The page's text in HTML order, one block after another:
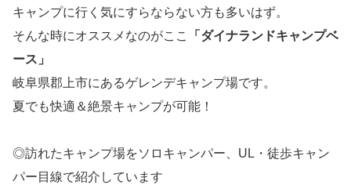
キャンプに行く気にすらならない方も多いはず。
そんな時にオススメなのがここ
「ダイナランドキャンプベ
ース」
岐阜県郡上市にあるゲレンデキャンプ場です。
夏でも快適＆絶景キャンプが可能！
◎訪れたキャンプ場をソロキャンパー、UL・徒歩キャン
パー目線で紹介しています